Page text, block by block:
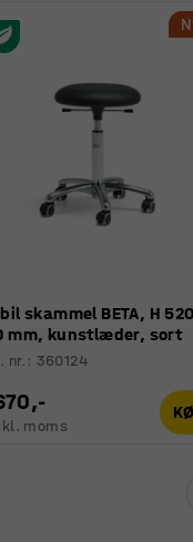
skammel BETA, H
mm, kunstlæder, sort
nr. : 360124
moms